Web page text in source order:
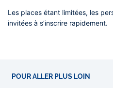
Les places étant limitées, les
invitées à s’inscrire rapidement.
POUR ALLER PLUS LOIN